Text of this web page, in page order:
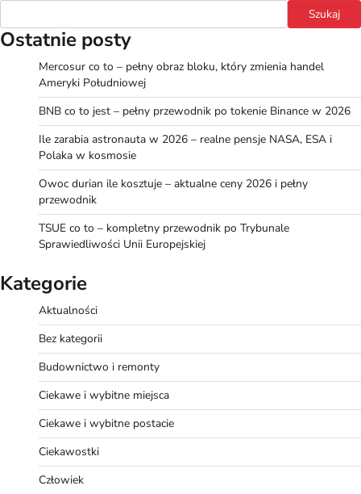
Szukaj
Ostatnie posty
Mercosur co to – pełny obraz bloku, który zmienia handel
Ameryki Południowej
BNB co to jest – pełny przewodnik po tokenie Binance w 2026
Ile zarabia astronauta w 2026 – realne pensje NASA, ESA i
Polaka w kosmosie
Owoc durian ile kosztuje – aktualne ceny 2026 i pełny
przewodnik
TSUE co to – kompletny przewodnik po Trybunale
Sprawiedliwości Unii Europejskiej
Kategorie
Aktualności
Bez kategorii
Budownictwo i remonty
Ciekawe i wybitne miejsca
Ciekawe i wybitne postacie
Ciekawostki
Człowiek